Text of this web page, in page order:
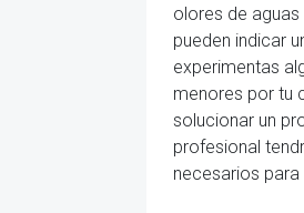
olores de
pueden indicar
experimentas
menores por tu
solucionar un
profesional
necesarios